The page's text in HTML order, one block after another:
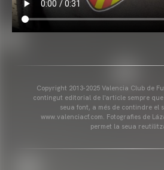
Copyright 2013-2025 Valencia Club de
contingut editorial de l'article sempre
seua font, a més de contindre el
www.valenciacf.com. Fotografies de
permet la seua